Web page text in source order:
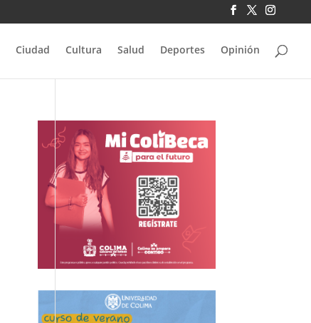
Ciudad Cultura Salud Deportes Opinión